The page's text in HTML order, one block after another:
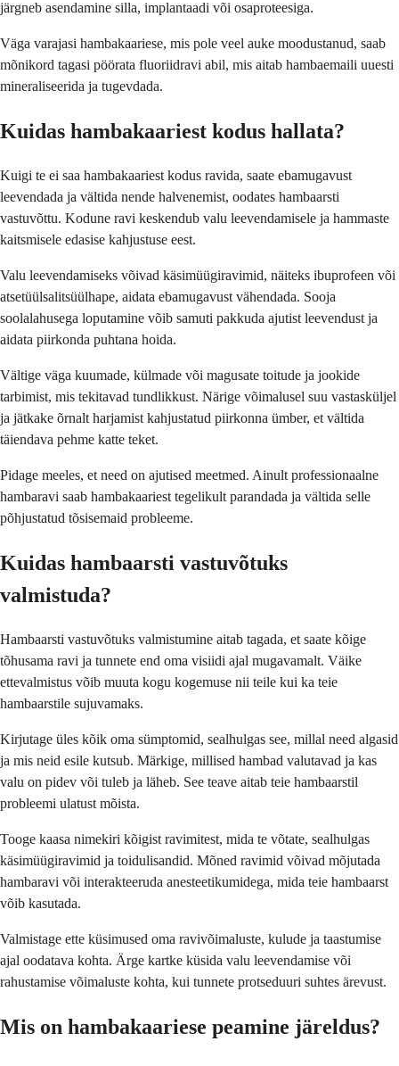
järgneb asendamine silla, implantaadi või osaproteesiga.
Väga varajasi hambakaariese, mis pole veel auke moodustanud, saab
mõnikord tagasi pöörata fluoriidravi abil, mis aitab hambaemaili uuesti
mineraliseerida ja tugevdada.
Kuidas hambakaariest kodus hallata?
Kuigi te ei saa hambakaariest kodus ravida, saate ebamugavust
leevendada ja vältida nende halvenemist, oodates hambaarsti
vastuvõttu. Kodune ravi keskendub valu leevendamisele ja hammaste
kaitsmisele edasise kahjustuse eest.
Valu leevendamiseks võivad käsimüügiravimid, näiteks ibuprofeen või
atsetüülsalitsüülhape, aidata ebamugavust vähendada. Sooja
soolalahusega loputamine võib samuti pakkuda ajutist leevendust ja
aidata piirkonda puhtana hoida.
Vältige väga kuumade, külmade või magusate toitude ja jookide
tarbimist, mis tekitavad tundlikkust. Närige võimalusel suu vastasküljel
ja jätkake õrnalt harjamist kahjustatud piirkonna ümber, et vältida
täiendava pehme katte teket.
Pidage meeles, et need on ajutised meetmed. Ainult professionaalne
hambaravi saab hambakaariest tegelikult parandada ja vältida selle
põhjustatud tõsisemaid probleeme.
Kuidas hambaarsti vastuvõtuks
valmistuda?
Hambaarsti vastuvõtuks valmistumine aitab tagada, et saate kõige
tõhusama ravi ja tunnete end oma visiidi ajal mugavamalt. Väike
ettevalmistus võib muuta kogu kogemuse nii teile kui ka teie
hambaarstile sujuvamaks.
Kirjutage üles kõik oma sümptomid, sealhulgas see, millal need algasid
ja mis neid esile kutsub. Märkige, millised hambad valutavad ja kas
valu on pidev või tuleb ja läheb. See teave aitab teie hambaarstil
probleemi ulatust mõista.
Tooge kaasa nimekiri kõigist ravimitest, mida te võtate, sealhulgas
käsimüügiravimid ja toidulisandid. Mõned ravimid võivad mõjutada
hambaravi või interakteeruda anesteetikumidega, mida teie hambaarst
võib kasutada.
Valmistage ette küsimused oma ravivõimaluste, kulude ja taastumise
ajal oodatava kohta. Ärge kartke küsida valu leevendamise või
rahustamise võimaluste kohta, kui tunnete protseduuri suhtes ärevust.
Mis on hambakaariese peamine järeldus?